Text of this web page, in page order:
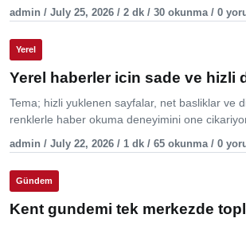
admin / July 25, 2026 / 2 dk / 30 okunma / 0
Yerel
Yerel haberler icin sade ve hizli
Tema; hizli yuklenen sayfalar, net basliklar ve
renklerle haber okuma deneyimini one
admin / July 22, 2026 / 1 dk / 65 okunma / 0
Gündem
Kent gundemi tek merkezde